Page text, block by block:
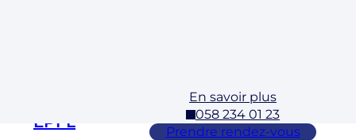
EPFL
En savoir plus
058 234 01 23
Prendre rendez-vous